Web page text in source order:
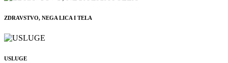
ZDRAVSTVO, NEGA LICA I TELA
USLUGE